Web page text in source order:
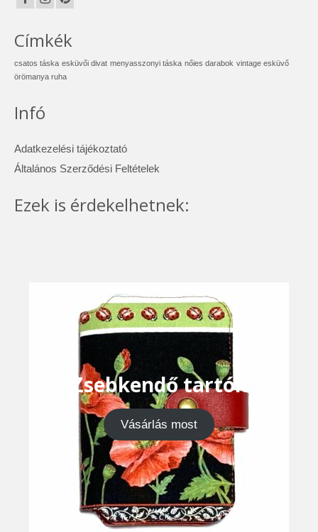
Címkék
csatos táska esküvői divat menyasszonyi táska nőies darabok vintage esküvő
örömanya ruha
Infó
Adatkezelési tájékoztató
Általános Szerződési Feltételek
Ezek is érdekelhetnek:
Zsebkendő tartók
Vásárlás most